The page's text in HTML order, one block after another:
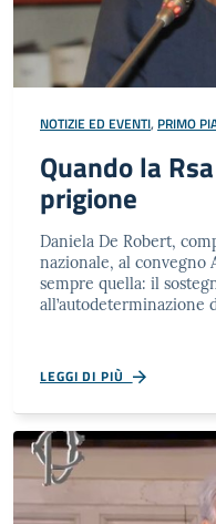
NOTIZIE ED EVENTI, PRIMO
Quando la
prigione
Daniela De Robert,
nazionale, al convegno
sempre quella: il
all’autodeterminazione
LEGGI DI PIÙ